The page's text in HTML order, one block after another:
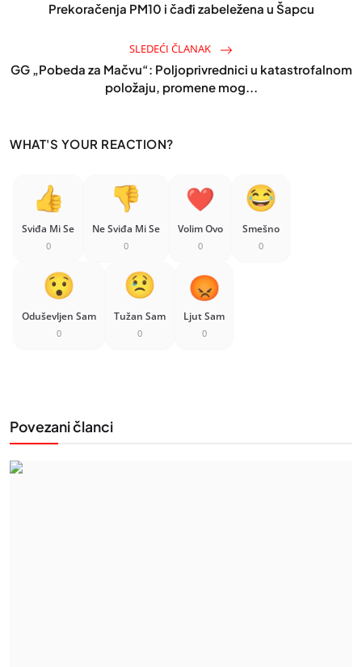
Prekoračenja PM10 i čađi zabeležena u Šapcu
SLEDEĆI ČLANAK
GG „Pobeda za Mačvu“: Poljoprivrednici u katastrofalnom
položaju, promene mog...
WHAT'S YOUR REACTION?
Sviđa Mi Se
0
Ne Sviđa Mi Se
0
Volim Ovo
0
Smešno
0
Oduševljen Sam
0
Tužan Sam
0
Ljut Sam
0
Povezani članci